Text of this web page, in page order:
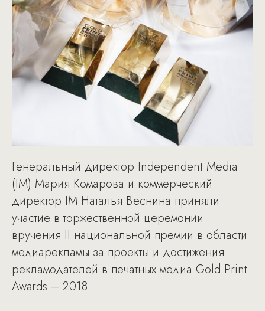
Генеральный директор Independent Media
(IM) Мария Комарова и коммерческий
директор IM Наталья Веснина приняли
участие в торжественной церемонии
вручения II национальной премии в области
медиарекламы за проекты и достижения
рекламодателей в печатных медиа Gold Print
Awards – 2018.